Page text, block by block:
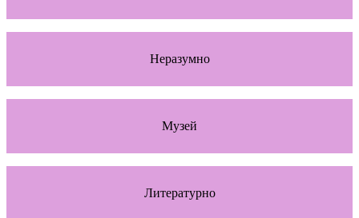
Неразумно
Музей
Литературно